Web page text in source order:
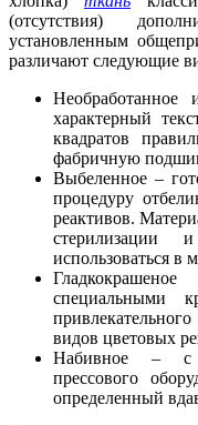
(отсутствия)
установленным
различают следующие
характерный
квадратов
фабричную
Выбеленное –
процедуру
реактивов.
стерилизации
использоваться в
специальными
видов цветовых
Набивное – с
прессового
определенный